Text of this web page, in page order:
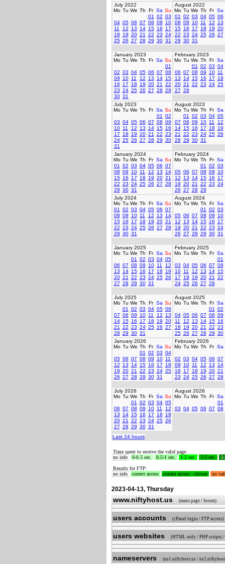
July 2022
Mo Tu We Th Fr Sa Su
01
02 03
04 05 06 07 08 09
10
11
12 13 14 15 16
17
18
19 20 21 22 23 24
25 26 27 28 29 30 31
August 2022
Mo Tu We Th Fr Sa
01
02 03 04 05 06
08 09 10 11 12 13
15 16 17 18 19 20
22 23 24 25 26 27
29 30 31
January 2023
Mo Tu We Th Fr Sa Su
01
02 03 04 05 06 07 08
09
10 11 12 13 14 15
16
17 18 19 20 21
22
23 24 25 26 27 28 29
30 31
February 2023
Mo Tu We Th Fr Sa
01
02 03 04
06 07 08 09 10 11
13
14 15 16 17 18
20 21 22 23 24 25
27 28
July 2023
Mo Tu We Th Fr Sa Su
01
02
03 04 05 06 07 08 09
10 11 12 13 14 15 16
17
18 19 20 21 22 23
24 25 26 27 28 29 30
31
August 2023
Mo Tu We Th Fr Sa
01
02 03 04 05
07 08 09 10 11 12
14 15 16 17 18 19
21
22 23 24 25 26
28 29 30 31
January 2024
Mo Tu We Th Fr Sa Su
01
02 03 04 05 06 07
08 09 10 11 12 13
14
15 16 17 18 19 20 21
22 23 24 25 26 27 28
29 30 31
February 2024
Mo Tu We Th Fr Sa
01
02 03
05 06 07 08 09 10
12
13 14 15 16 17
19 20 21 22 23 24
26 27 28 29
July 2024
Mo Tu We Th Fr Sa Su
01
02 03 04 05 06 07
08 09 10 11 12 13
14
15 16 17 18 19 20 21
22 23 24 25 26 27 28
29 30 31
August 2024
Mo Tu We Th Fr Sa
01
02 03
05 06 07 08 09 10
12
13 14 15 16 17
19 20 21 22 23 24
26 27 28 29 30 31
January 2025
Mo Tu We Th Fr Sa Su
01
02 03 04 05
06 07 08 09 10 11
12
13
14 15 16 17 18
19
20 21 22 23 24 25 26
27 28 29 30 31
February 2025
Mo Tu We Th Fr Sa
01
03 04 05 06 07 08
10 11 12 13 14 15
17
18 19 20 21 22
24 25 26 27 28
July 2025
Mo Tu We Th Fr Sa Su
01
02 03 04 05 06
07 08 09 10 11 12
13
14 15 16 17 18 19 20
21
22 23 24 25 26 27
28 29 30 31
August 2025
Mo Tu We Th Fr Sa
01
02
04 05 06 07 08 09
11
12 13 14 15 16
18
19 20 21 22 23
25 26 27 28 29 30
January 2026
Mo Tu We Th Fr Sa Su
01
02 03 04
05 06 07 08 09 10 11
12
13 14 15 16 17
18
19 20 21 22 23 24 25
26 27 28 29 30 31
February 2026
Mo Tu We Th Fr Sa
02 03 04 05 06 07
09
10 11 12 13 14
16
17 18 19 20 21
23 24 25 26 27 28
July 2026
Mo Tu We Th Fr Sa Su
01
02 03 04 05
06 07 08 09 10 11
12
13
14 15 16 17 18
19
20 21 22 23 24 25 26
27 28 29 30 31
August 2026
Mo Tu We Th Fr Sa
01
03 04 05 06 07 08
Last 24 hours
Time spent to receive the valid page:
no info
0-0.5 sec. 0.5-1 sec. 1-2 sec. 2-3 sec. 3-
Results for FTP:
no info
correct access correct access - slower no
2023-04-13, Thursday
www.niftyhost.us (main page / forum)
users accounts (cPanel login / FTP access)
users websites (HTML only / PHP scripts /
nameservers (ns1.niftyhost.us /